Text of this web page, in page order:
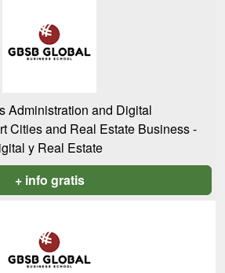
Administration and Digital
Cities and Real Estate Business -
y Real Estate
+ info gratis